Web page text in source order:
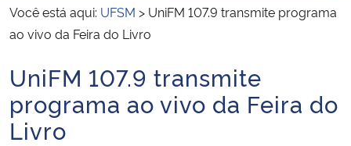
Ministério das Relações Exteriores
Ministério da Infraestrutura
Ministério da Agricultura, Pecuária e Abastecimento
Você está aqui: UFSM > UniFM 107.9 transmite programa
ao vivo da Feira do Livro
Início do conteúdo
UniFM 107.9 transmite
programa ao vivo da Feira do
Livro